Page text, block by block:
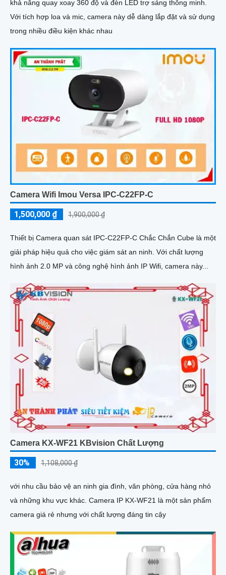
khả năng quay xoay 360 độ và đèn LED trợ sáng thông minh.
Với tích hợp loa và mic, camera này dễ dàng lắp đặt và sử dụng
trong nhiều điều kiện khác nhau
Camera Wifi Imou Versa IPC-C22FP-C
1,500,000 ₫ 1,900,000 ₫
Thiết bị Camera quan sát IPC-C22FP-C Chắc Chắn Cube là một
giải pháp hiệu quả cho việc giám sát an ninh. Với chất lượng
hình ảnh 2.0 MP và công nghệ hình ảnh IP Wifi, camera này...
Camera KX-WF21 KBvision Chất Lượng
30% 1,108,000 ₫
với nhu cầu bảo vệ an ninh gia đình, văn phòng, cửa hàng nhỏ
và những khu vực khác. Camera IP KX-WF21 là một sản phẩm
camera giá rẻ nhưng với chất lượng đáng tin cậy